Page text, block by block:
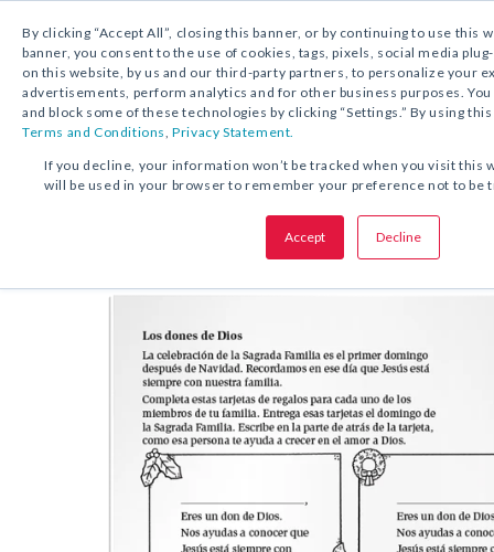
By clicking “Accept All”, closing this banner, or by continuing to use this
banner, you consent to the use of cookies, tags, pixels, social media
on this website, by us and our third-party partners, to personalize your
advertisements, perform analytics and for other business purposes.
and block some of these technologies by clicking “Settings.” By using
Terms and Conditions,Privacy Statement.
If you decline, your information won’t be tracked when you visit this
will be used in your browser to remember your preference not to be
Accept Decline
DESCARGA GRATUITA:ACTIVIDAD
Los dones de Dios